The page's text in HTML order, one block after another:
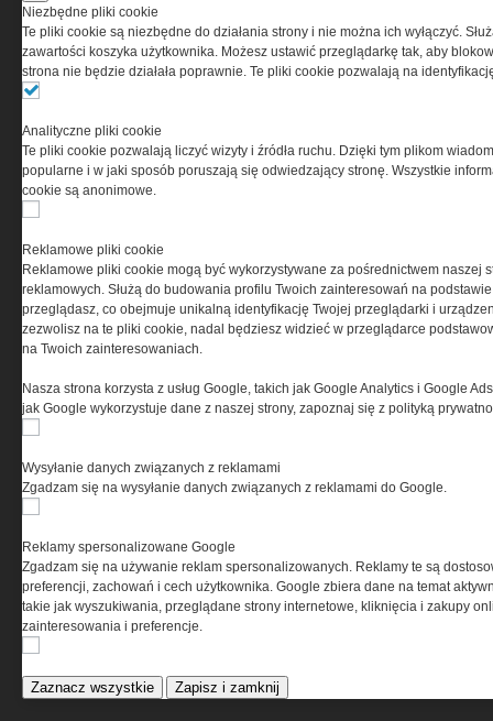
Przeciwpożarowe instalacje
wodociągowe – stan prawny
Zapotrzebowanie na moc
użytkowej
Pomieszczenia kotłowni
gazowych
ELEKTRO.INFO
WAGO 221 - teraz również w
wersji 6 mm²
Dlaczego warto wybrać
Jak wybrać lampy wiszące do
domu?
Niezbędne pliki cookie
Te pliki cookie są niezbędne do działania strony i nie można ich wyłączyć.
zawartości koszyka użytkownika. Możesz ustawić przeglądarkę tak, aby
strona nie będzie działała poprawnie. Te pliki cookie pozwalają na
Analityczne pliki cookie
Te pliki cookie pozwalają liczyć wizyty i źródła ruchu. Dzięki tym plikom
popularne i w jaki sposób poruszają się odwiedzający stronę. Wszystkie
cookie są anonimowe.
Reklamowe pliki cookie
Reklamowe pliki cookie mogą być wykorzystywane za pośrednictwem naszej
reklamowych. Służą do budowania profilu Twoich zainteresowań na
przeglądasz, co obejmuje unikalną identyfikację Twojej przeglądarki i
zezwolisz na te pliki cookie, nadal będziesz widzieć w przeglądarce
na Twoich zainteresowaniach.
Nasza strona korzysta z usług Google, takich jak Google Analytics i Google
jak Google wykorzystuje dane z naszej strony, zapoznaj się z polityką
Wysyłanie danych związanych z reklamami
Zgadzam się na wysyłanie danych związanych z reklamami do Google.
Reklamy spersonalizowane Google
Zgadzam się na używanie reklam spersonalizowanych. Reklamy te są
preferencji, zachowań i cech użytkownika. Google zbiera dane na temat
takie jak wyszukiwania, przeglądane strony internetowe, kliknięcia i zakupy
zainteresowania i preferencje.
Zaznacz wszystkie Zapisz i zamknij